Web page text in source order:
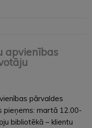
apvienības
pārvaldes
pieņems: martā 12.00-
bibliotēkā – klientu